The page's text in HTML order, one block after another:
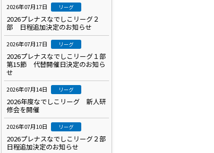
2026年07月17日 リーグ
2026プレナスなでしこリーグ２
部 日程追加決定のお知らせ
2026年07月17日 リーグ
2026プレナスなでしこリーグ１部
第15節 代替開催日決定のお知ら
せ
2026年07月14日 リーグ
2026年度なでしこリーグ 新人研
修会を開催
2026年07月10日 リーグ
2026プレナスなでしこリーグ２部
日程追加決定のお知らせ